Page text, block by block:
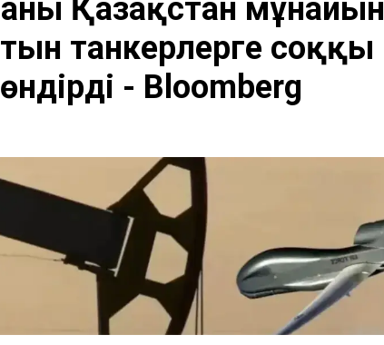
Қазақстан мұнайын
танкерлерге соққы
- Bloomberg